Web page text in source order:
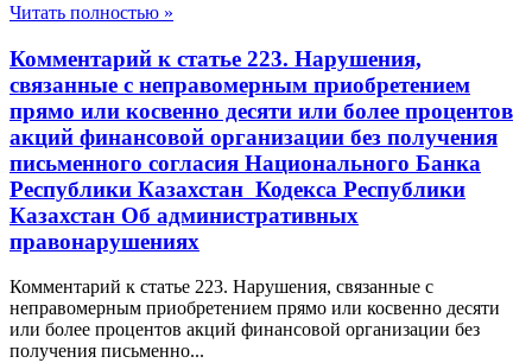
Читать полностью »
Комментарий к статье 223. Нарушения,
связанные с неправомерным приобретением
прямо или косвенно десяти или более процентов
акций финансовой организации без получения
письменного согласия Национального Банка
Республики Казахстан Кодекса Республики
Казахстан Об административных
правонарушениях
Комментарий к статье 223. Нарушения, связанные с
неправомерным приобретением прямо или косвенно десяти
или более процентов акций финансовой организации без
получения письменно...